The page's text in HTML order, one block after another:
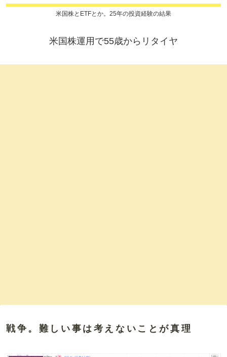
米国株とETFとか。25年の投資経験の結果
米国株運用で55歳からリタイヤ
戦争。難しい事は考えないことが真理